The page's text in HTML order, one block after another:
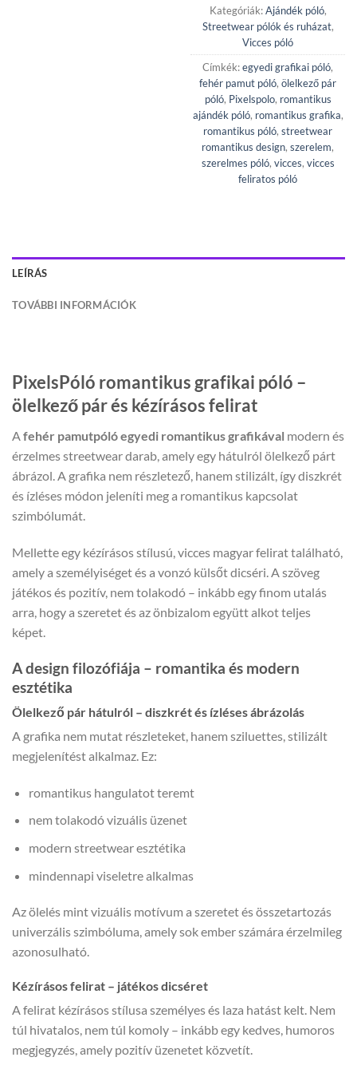
Kategóriák:Ajándék póló,
Streetwear pólók és ruházat,
Vicces póló
Címkék:egyedi grafikai póló,
fehér pamut póló, ölelkező pár
póló, Pixelspolo, romantikus
ajándék póló, romantikus grafika,
romantikus póló, streetwear
romantikus design, szerelem,
szerelmes póló, vicces, vicces
feliratos póló
LEÍRÁS
TOVÁBBI INFORMÁCIÓK
PixelsPóló romantikus grafikai póló –
ölelkező pár és kézírásos felirat
Afehér pamutpóló egyedi romantikus grafikával modern és
érzelmes streetwear darab, amely egy hátulról ölelkező párt
ábrázol. A grafika nem részletező, hanem stilizált, így diszkrét
és ízléses módon jeleníti meg a romantikus kapcsolat
szimbólumát.
Mellette egy kézírásos stílusú, vicces magyar felirat található,
amely a személyiséget és a vonzó külsőt dicséri. A szöveg
játékos és pozitív, nem tolakodó – inkább egy finom utalás
arra, hogy a szeretet és az önbizalom együtt alkot teljes
képet.
A design filozófiája – romantika és modern
esztétika
Ölelkező pár hátulról – diszkrét és ízléses ábrázolás
A grafika nem mutat részleteket, hanem sziluettes, stilizált
megjelenítést alkalmaz. Ez:
romantikus hangulatot teremt
nem tolakodó vizuális üzenet
modern streetwear esztétika
mindennapi viseletre alkalmas
Az ölelés mint vizuális motívum a szeretet és összetartozás
univerzális szimbóluma, amely sok ember számára érzelmileg
azonosulható.
Kézírásos felirat – játékos dicséret
A felirat kézírásos stílusa személyes és laza hatást kelt. Nem
túl hivatalos, nem túl komoly – inkább egy kedves, humoros
megjegyzés, amely pozitív üzenetet közvetít.